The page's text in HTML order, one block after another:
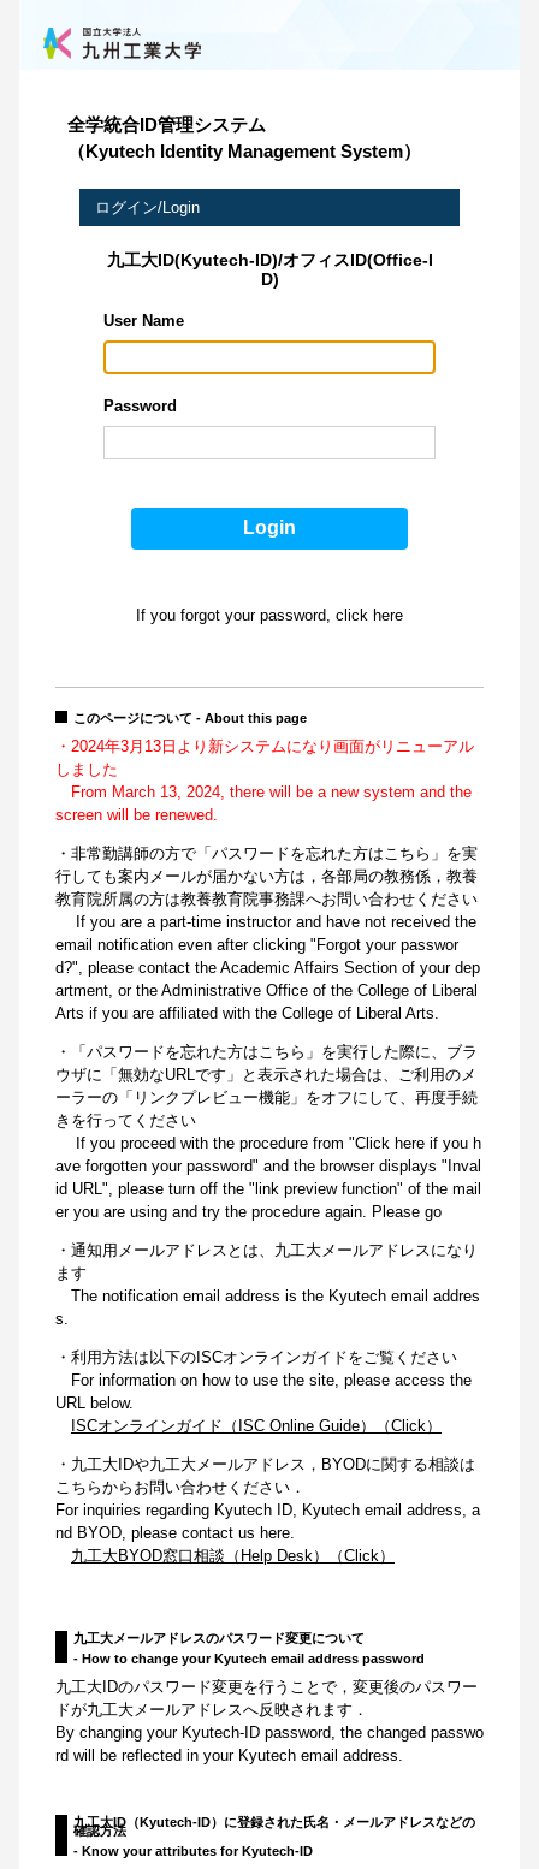
全学統合ID管理システム
（Kyutech Identity Management System）
ログイン/Login
User Name
Password
Login
If you forgot your password, click here
このページについて - About this page
・2024年3月13日より新システムになり画面がリニューアル
しました
From March 13, 2024, there will be a new system and the
screen will be renewed.
・非常勤講師の方で「パスワードを忘れた方はこちら」を実
行しても案内メールが届かない方は，各部局の教務係，教養
教育院所属の方は教養教育院事務課へお問い合わせください
If you are a part-time instructor and have not received the
email notification even after clicking "Forgot your passwor
d?", please contact the Academic Affairs Section of your dep
artment, or the Administrative Office of the College of Liberal
Arts if you are affiliated with the College of Liberal Arts.
・「パスワードを忘れた方はこちら」を実行した際に、ブラ
ウザに「無効なURLです」と表示された場合は、ご利用のメ
ーラーの「リンクプレビュー機能」をオフにして、再度手続
きを行ってください
If you proceed with the procedure from "Click here if you h
ave forgotten your password" and the browser displays "Inval
id URL", please turn off the "link preview function" of the mail
er you are using and try the procedure again. Please go
・通知用メールアドレスとは、九工大メールアドレスになり
ます
The notification email address is the Kyutech email addres
s.
・利用方法は以下のISCオンラインガイドをご覧ください
For information on how to use the site, please access the
URL below.
ISCオンラインガイド（ISC Online Guide）（Click）
・九工大IDや九工大メールアドレス，BYODに関する相談は
こちらからお問い合わせください．
For inquiries regarding Kyutech ID, Kyutech email address, a
nd BYOD, please contact us here.
九工大BYOD窓口相談（Help Desk）（Click）
九工大メールアドレスのパスワード変更について
- How to change your Kyutech email address password
九工大IDのパスワード変更を行うことで，変更後のパスワー
ドが九工大メールアドレスへ反映されます．
By changing your Kyutech-ID password, the changed passwo
rd will be reflected in your Kyutech email address.
九工大ID（Kyutech-ID）に登録された氏名・メールアドレスなどの
確認方法
- Know your attributes for Kyutech-ID